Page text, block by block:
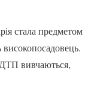
стала предметом
вивчаються,